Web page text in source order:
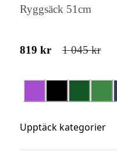
Ryggsäck 51cm
819 kr 1 045 kr
Upptäck kategorier